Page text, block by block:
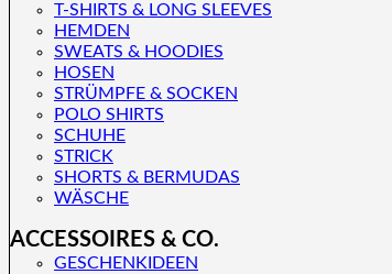
T-SHIRTS & LONG SLEEVES
HEMDEN
SWEATS & HOODIES
HOSEN
STRÜMPFE & SOCKEN
POLO SHIRTS
SCHUHE
STRICK
SHORTS & BERMUDAS
WÄSCHE
ACCESSOIRES & CO.
GESCHENKIDEEN
Filter schließen
Für die Filterung wurden keine Ergebnisse
OSWEN - Schuhe mit Charakter und Style
Paul Tudor, Mastermind und Designer der
Das Design der Schuhe und Sneaker baut
aus denen die charaktervollen Modelle von
Materialien aus europäischer Herkunft und